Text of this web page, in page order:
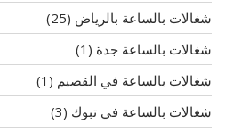
شغالات بالساعة بالرياض (25)
شغالات بالساعة جدة (1)
شغالات بالساعة في القصيم (1)
شغالات بالساعة في تبوك (3)